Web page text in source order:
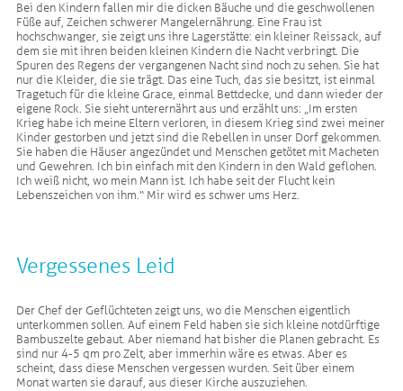
Bei den Kindern fallen mir die dicken Bäuche und die geschwollenen
Füße auf, Zeichen schwerer Mangelernährung. Eine Frau ist
hochschwanger, sie zeigt uns ihre Lagerstätte: ein kleiner Reissack, auf
dem sie mit ihren beiden kleinen Kindern die Nacht verbringt. Die
Spuren des Regens der vergangenen Nacht sind noch zu sehen. Sie hat
nur die Kleider, die sie trägt. Das eine Tuch, das sie besitzt, ist einmal
Tragetuch für die kleine Grace, einmal Bettdecke, und dann wieder der
eigene Rock. Sie sieht unterernährt aus und erzählt uns: „Im ersten
Krieg habe ich meine Eltern verloren, in diesem Krieg sind zwei meiner
Kinder gestorben und jetzt sind die Rebellen in unser Dorf gekommen.
Sie haben die Häuser angezündet und Menschen getötet mit Macheten
und Gewehren. Ich bin einfach mit den Kindern in den Wald geflohen.
Ich weiß nicht, wo mein Mann ist. Ich habe seit der Flucht kein
Lebenszeichen von ihm.“ Mir wird es schwer ums Herz.
Vergessenes Leid
Der Chef der Geflüchteten zeigt uns, wo die Menschen eigentlich
unterkommen sollen. Auf einem Feld haben sie sich kleine notdürftige
Bambuszelte gebaut. Aber niemand hat bisher die Planen gebracht. Es
sind nur 4-5 qm pro Zelt, aber immerhin wäre es etwas. Aber es
scheint, dass diese Menschen vergessen wurden. Seit über einem
Monat warten sie darauf, aus dieser Kirche auszuziehen.